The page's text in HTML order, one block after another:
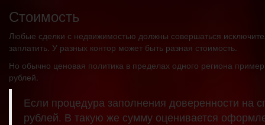
Стоимость
Любые сделки с недвижимостью должны совершаться
заплатить. У разных контор может быть разная стоимость.
Но обычно ценовая политика в пределах одного региона
рублей.
Если процедура заполнения доверенности на
рублей. В такую же сумму оценивается